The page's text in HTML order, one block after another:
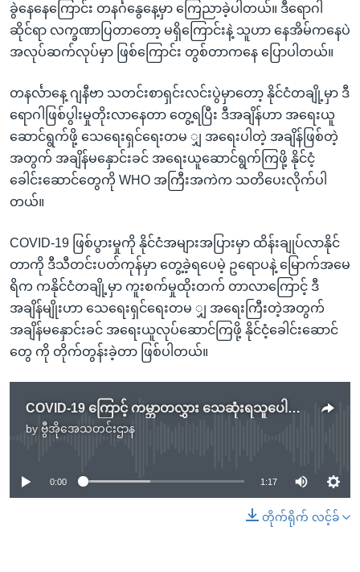
ခွဲနေနေကြောင်း တနင်္ဂနွေနေ့မှာ ကြေညာခဲ့ပါတယ်။ ဒီရောဂါ
ဆိုင်ရာ လက္ခဏာပြတာတော့ မရှိကြောင်းနဲ့ သူဟာ နေအိမ်ကနေပဲ
အလုပ်ဆက်လုပ်မှာ ဖြစ်ကြောင်း တွစ်တာကနေ ပြောပါတယ်။
တနင်္လာနေ့ ဂျနီဗာ သတင်းစာရှင်းလင်းပွဲမှာတော့ နိုင်ငံတချို့မှာ ဒီ
ရောဂါဖြစ်ပွါးမှုတိုးလာနေတာ တွေ့ရပြီး ဒီအချိန်ဟာ အရေးယူ
ဆောင်ရွက်ဖို့ သေရေးရှင်ရေးတမ ျှ အရေးပါတဲ့ အချိန်ဖြစ်တဲ့
အတွက် အချိန်မနှောင်းခင် အရေးယူဆောင်ရွက်ကြဖို့ နိုင်ငံ့
ခေါင်းဆောင်တွေကို WHO အကြီးအကဲက သတိပေးလိုက်ပါ
တယ်။
COVID-19 ဖြစ်ပွားမှုကို နိုင်ငံအများအပြားမှာ ထိန်းချုပ်လာနိုင်
တာကို ဒီသီတင်းပတ်ကုန်မှာ တွေ့ခဲ့ရပေမဲ့ ဥရောပနဲ့ မြောက်အမေ
ရိက ကနိုင်ငံတချို့မှာ ကူးစက်မှုထိုးတက် တာလာကြောင့် ဒီ
အချိန်မျိုးဟာ သေရေးရှင်ရေးတမ ျှ အရေးကြီးတဲ့အတွက်
အချိန်မနှောင်းခင် အရေးယူလုပ်ဆောင်ကြဖို့ နိုင်ငံ့ခေါင်းဆောင်
တွေ ကို တိုက်တွန်းခဲ့တာ ဖြစ်ပါတယ်။
COVID-19 ကြောင့် ကမ္ဘာတလွှား သေဆုံးရသူပေါင်း ၁.၂ သန်းကျော်ရှိသွားပြီ
by ဗွီအိုအေသတင်းဌာန
No media source currently available
0:00 1:17
တိုက်ရိုက် လင့်ခ်